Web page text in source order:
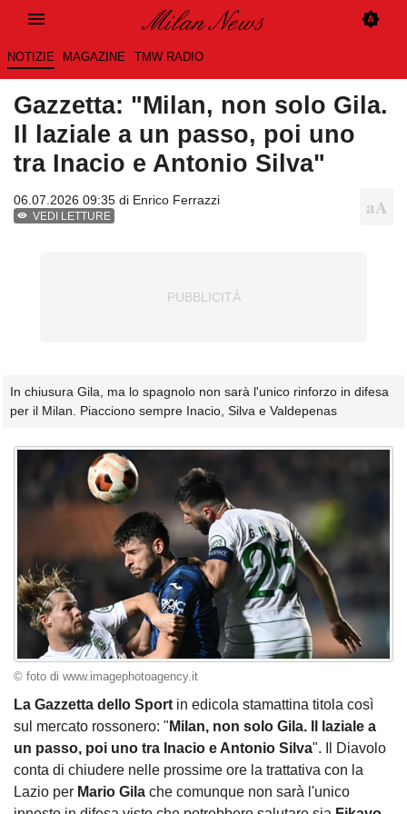
NOTIZIE MAGAZINE TMW RADIO
Gazzetta: "Milan, non solo Gila.
Il laziale a un passo, poi uno
tra Inacio e Antonio Silva"
06.07.2026 09:35 di Enrico Ferrazzi
VEDI LETTURE
In chiusura Gila, ma lo spagnolo non sarà l'unico rinforzo in difesa
per il Milan. Piacciono sempre Inacio, Silva e Valdepenas
© foto di www.imagephotoagency.it
La Gazzetta dello Sport in edicola stamattina titola così
sul mercato rossonero: " Milan, non solo Gila. Il laziale a
un passo, poi uno tra Inacio e Antonio Silva". Il Diavolo
conta di chiudere nelle prossime ore la trattativa con la
Lazio per Mario Gila che comunque non sarà l'unico